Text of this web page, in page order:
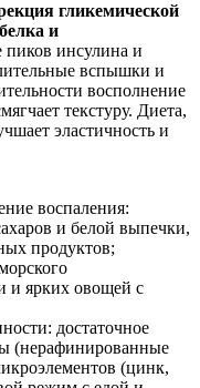
гликемической
и
инсулина и
вспышки и
восполнение
текстуру. Диета,
эластичность и
воспаления:
и белой выпечки,
продуктов;
и ярких овощей с
достаточное
(нерафинированные
(цинк,